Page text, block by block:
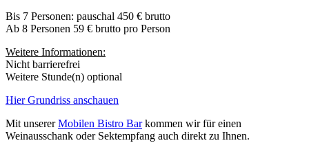
Bis 7 Personen: pauschal 450 € brutto
Ab 8 Personen 59 € brutto pro Person
Weitere Informationen:
Nicht barrierefrei
Weitere Stunde(n) optional
Hier Grundriss anschauen
Mit unsererMobilen Bistro Barkommen wir für einen
Weinausschank oder Sektempfang auch direkt zu Ihnen.